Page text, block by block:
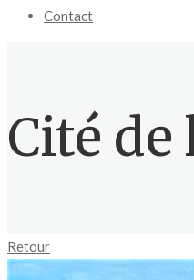
Contact
Cité de
Retour